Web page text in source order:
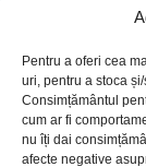
Pentru a oferi cea
uri, pentru a stoca
Consimțământul
cum ar fi
nu îți dai
afecte negative
Contact
Politica
Politică